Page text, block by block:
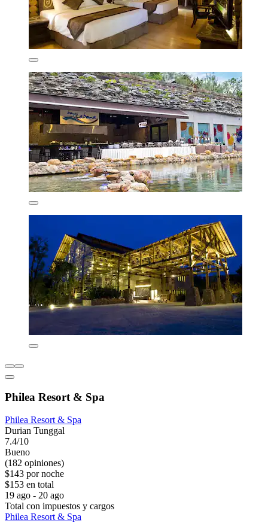
Philea Resort & Spa
Philea Resort & Spa
Durian Tunggal
7.4/10
Bueno
(182 opiniones)
$143 por noche
$153 en total
19 ago - 20 ago
Total con impuestos y cargos
Philea Resort & Spa